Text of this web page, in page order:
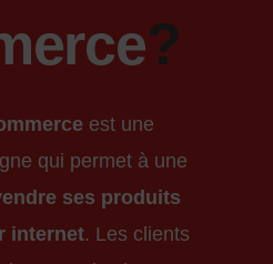
?
est une
qui permet à une
ses produits
internet. Les clients